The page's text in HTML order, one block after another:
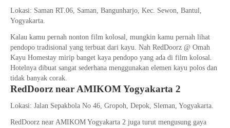
Lokasi: Saman RT.06, Saman, Bangunharjo, Kec. Sewon, Bantul,
Yogyakarta.
Kalau kamu pernah nonton film kolosal, mungkin kamu pernah lihat
pendopo tradisional yang terbuat dari kayu. Nah RedDoorz @ Omah
Kayu Homestay mirip banget kaya pendopo yang ada di film kolosal.
Hotelnya dibuat sangat sederhana menggunakan elemen kayu polos dan
tidak banyak corak.
RedDoorz near AMIKOM Yogyakarta 2
Lokasi: Jalan Sepakbola No 46, Gropoh, Depok, Sleman, Yogyakarta.
RedDoorz near AMIKOM Yogyakarta 2 juga turut mengusung gaya